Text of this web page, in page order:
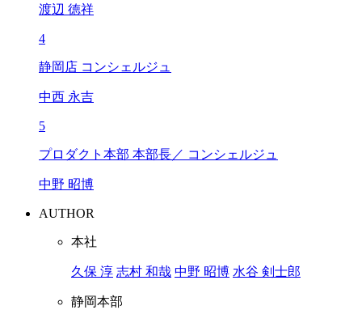
渡辺 徳祥
4
静岡店 コンシェルジュ
中西 永吉
5
プロダクト本部 本部長／ コンシェルジュ
中野 昭博
AUTHOR
本社
久保 淳 志村 和哉 中野 昭博 水谷 剣士郎
静岡本部